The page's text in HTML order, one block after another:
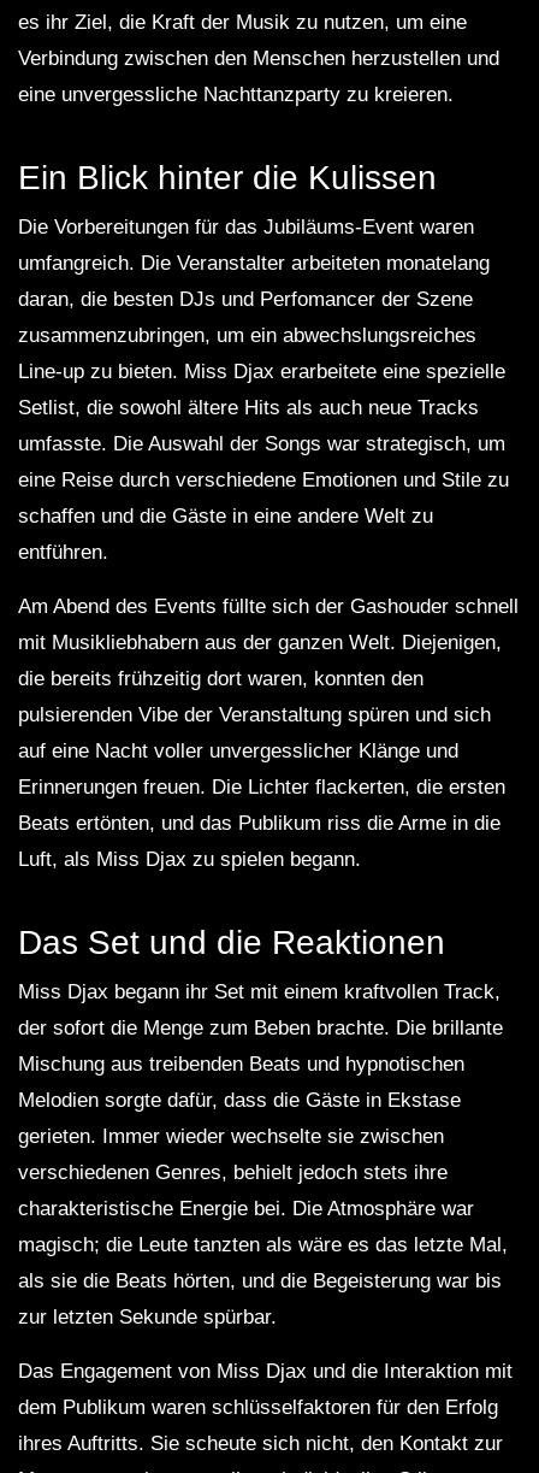
es ihr Ziel, die Kraft der Musik zu nutzen, um eine
Verbindung zwischen den Menschen herzustellen und
eine unvergessliche Nachttanzparty zu kreieren.
Ein Blick hinter die Kulissen
Die Vorbereitungen für das Jubiläums-Event waren
umfangreich. Die Veranstalter arbeiteten monatelang
daran, die besten DJs und Perfomancer der Szene
zusammenzubringen, um ein abwechslungsreiches
Line-up zu bieten. Miss Djax erarbeitete eine spezielle
Setlist, die sowohl ältere Hits als auch neue Tracks
umfasste. Die Auswahl der Songs war strategisch, um
eine Reise durch verschiedene Emotionen und Stile zu
schaffen und die Gäste in eine andere Welt zu
entführen.
Am Abend des Events füllte sich der Gashouder schnell
mit Musikliebhabern aus der ganzen Welt. Diejenigen,
die bereits frühzeitig dort waren, konnten den
pulsierenden Vibe der Veranstaltung spüren und sich
auf eine Nacht voller unvergesslicher Klänge und
Erinnerungen freuen. Die Lichter flackerten, die ersten
Beats ertönten, und das Publikum riss die Arme in die
Luft, als Miss Djax zu spielen begann.
Das Set und die Reaktionen
Miss Djax begann ihr Set mit einem kraftvollen Track,
der sofort die Menge zum Beben brachte. Die brillante
Mischung aus treibenden Beats und hypnotischen
Melodien sorgte dafür, dass die Gäste in Ekstase
gerieten. Immer wieder wechselte sie zwischen
verschiedenen Genres, behielt jedoch stets ihre
charakteristische Energie bei. Die Atmosphäre war
magisch; die Leute tanzten als wäre es das letzte Mal,
als sie die Beats hörten, und die Begeisterung war bis
zur letzten Sekunde spürbar.
Das Engagement von Miss Djax und die Interaktion mit
dem Publikum waren schlüsselfaktoren für den Erfolg
ihres Auftritts. Sie scheute sich nicht, den Kontakt zur